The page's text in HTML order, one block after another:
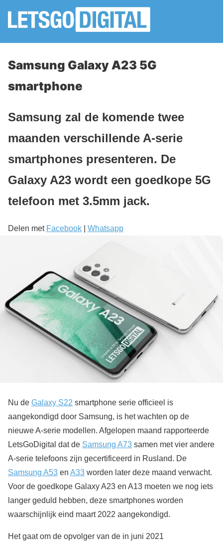
Samsung Galaxy A23 5G
smartphone
Samsung zal de komende twee
maanden verschillende A-serie
smartphones presenteren. De
Galaxy A23 wordt een goedkope 5G
telefoon met 3.5mm jack.
Delen met Facebook Whatsapp
Nu de Galaxy S22 smartphone serie officieel is
aangekondigd door Samsung, is het wachten op de
nieuwe A-serie modellen. Afgelopen maand rapporteerde
LetsGoDigital dat de Samsung A73 samen met vier andere
A-serie telefoons zijn gecertificeerd in Rusland. De
Samsung A53 en A33 worden later deze maand verwacht.
Voor de goedkope Galaxy A23 en A13 moeten we nog iets
langer geduld hebben, deze smartphones worden
waarschijnlijk eind maart 2022 aangekondigd.
Het gaat om de opvolger van de in juni 2021